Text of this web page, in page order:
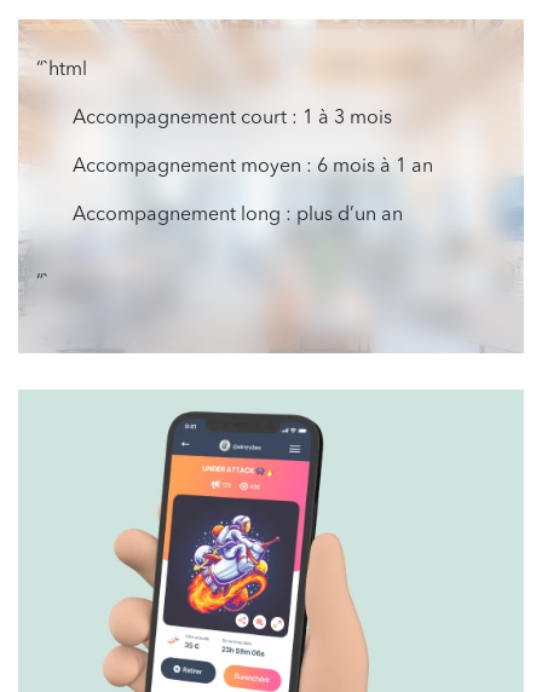
“`html
Accompagnement court : 1 à 3 mois
Accompagnement moyen : 6 mois à 1 an
Accompagnement long : plus d’un an
“`